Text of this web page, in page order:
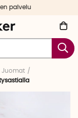
palvelu
Juomat